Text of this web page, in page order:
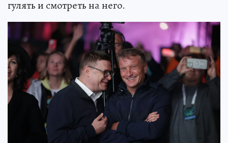
гулять и смотреть на него.